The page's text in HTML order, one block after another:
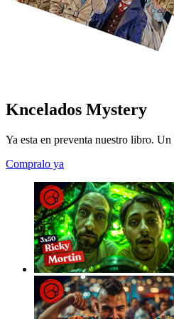
Kncelados Mystery
Ya esta en preventa nuestro libro.
Compralo ya